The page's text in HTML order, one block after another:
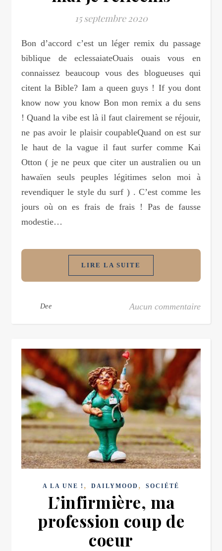
15 septembre 2020
Bon d’accord c’est un léger remix du passage
biblique de eclessaiateOuais ouais vous en
connaissez beaucoup vous des blogueuses qui
citent la Bible? Iam a queen guys ! If you dont
know now you know Bon mon remix a du sens
! Quand la vibe est là il faut clairement se réjouir,
ne pas avoir le plaisir coupableQuand on est sur
le haut de la vague il faut surfer comme Kai
Otton ( je ne peux que citer un australien ou un
hawaïen seuls peuples légitimes selon moi à
revendiquer le style du surf ) . C’est comme les
jours où on es frais de frais ! Pas de fausse
modestie…
LIRE LA SUITE
Dee Aucun commentaire
A LA UNE ! , DAILYMOOD , SOCIÉTÉ
L’infirmière, ma
profession coup de
coeur